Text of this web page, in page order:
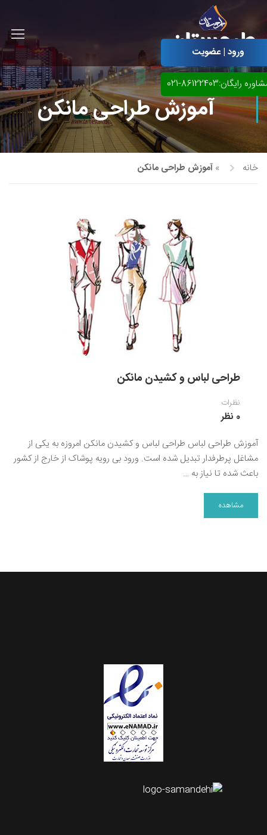
آموزش مجازی طراحی لباس
آموزش مجازی گرافیک
آموزش مجازی طراحی داخلی
نقاشی پاستل
نقاشی رنگ روغن
نقاشی آبرنگ
نقاشی کودک و نوجوان
طراحی سیاه قلم
نقاش مداد رنگی
نقاشی مینیاتور(نگارگری)
خوشنویسی نستعلیق
خوشنویسی با خودکار
ورود | عضویت
رایگان:86122403-021
آموزش طراحی مانکن
خانه » آموزش طراحی مانکن
طراحی لباس و کشیدن مانکن
نظرات
0 نظر
آموزش طراحی لباس طراحی لباس و کشیدن مانکن امروزه به یکی از
مشاغل پرطرفدار تبدیل شده است. ورود بی رویه پوشاک از خارج از کشور
باعث شده تا نیاز به …
مشاهده